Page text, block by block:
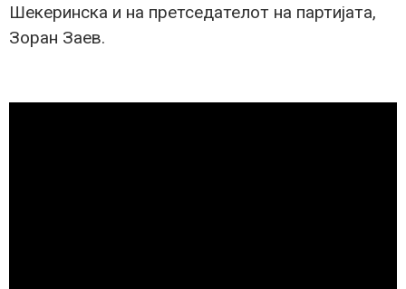
Шекеринска и на претседателот на партијата,
Зоран Заев.